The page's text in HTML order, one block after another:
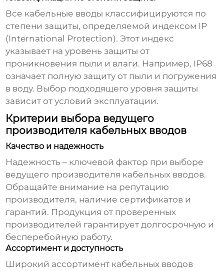
Все кабельные вводы классифицируются по
степени защиты, определяемой индексом IP
(International Protection). Этот индекс
указывает на уровень защиты от
проникновения пыли и влаги. Например, IP68
означает полную защиту от пыли и погружения
в воду. Выбор подходящего уровня защиты
зависит от условий эксплуатации.
Критерии выбора ведущего
производителя кабельных вводов
Качество и надежность
Надежность – ключевой фактор при выборе
ведущего производителя кабельных вводов.
Обращайте внимание на репутацию
производителя, наличие сертификатов и
гарантий. Продукция от проверенных
производителей гарантирует долгосрочную и
бесперебойную работу.
Ассортимент и доступность
Широкий ассортимент кабельных вводов